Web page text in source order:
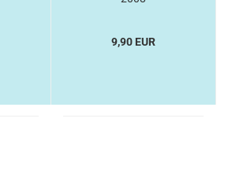
9,90 EUR